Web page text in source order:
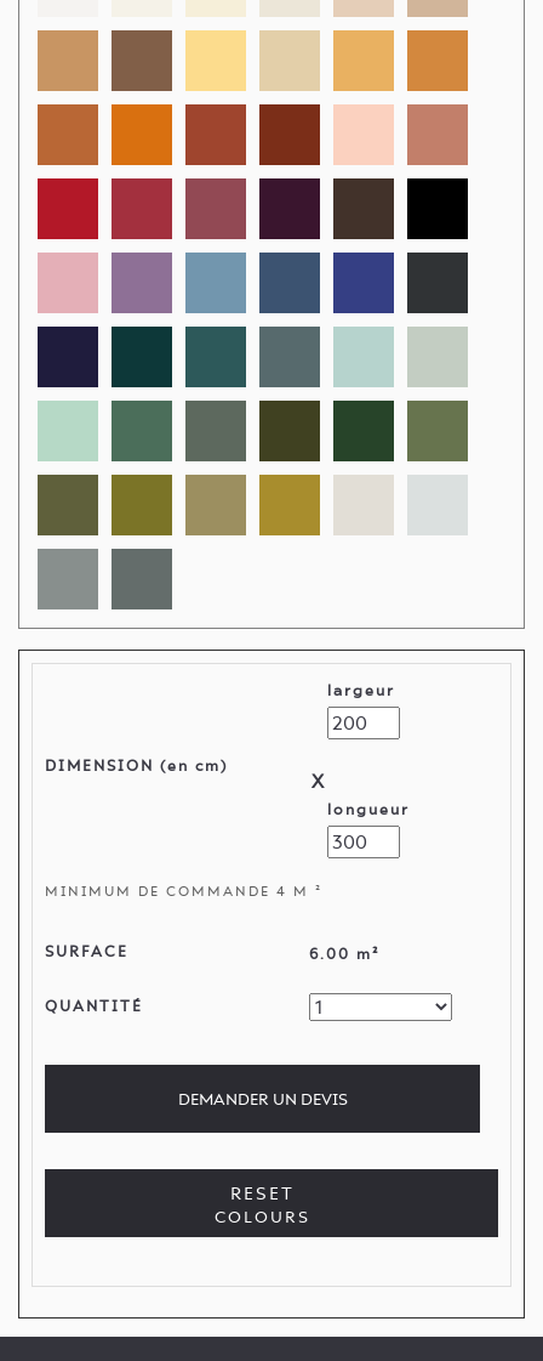
DIMENSION (en cm)
largeur
X
longueur
MINIMUM DE COMMANDE 4 M ²
SURFACE 6.00 m²
QUANTITÉ
DEMANDER UN DEVIS
RESET
COLOURS